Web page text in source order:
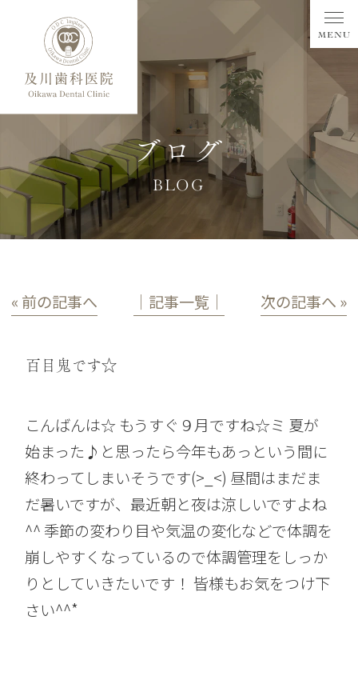
ブログ
BLOG
« 前の記事へ │記事一覧│ 次の記事へ »
百目鬼です☆
こんばんは☆ もうすぐ９月ですね☆ミ 夏が
始まった♪と思ったら今年もあっという間に
終わってしまいそうです(>_<) 昼間はまだま
だ暑いですが、最近朝と夜は涼しいですよね
^^ 季節の変わり目や気温の変化などで体調を
崩しやすくなっているので体調管理をしっか
りとしていきたいです！ 皆様もお気をつけ下
さい^^*